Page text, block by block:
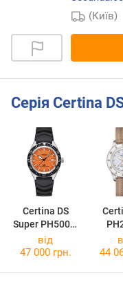
(Київ)
Серія Certina
Certina DS
Super PH500M
C037.407.17.2
80.10
від
47 000 грн.
44